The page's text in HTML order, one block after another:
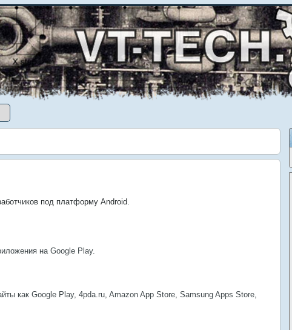
под платформу Android.
на Google Play.
как Google Play, 4pda.ru, Amazon App Store, Samsung Apps Store,